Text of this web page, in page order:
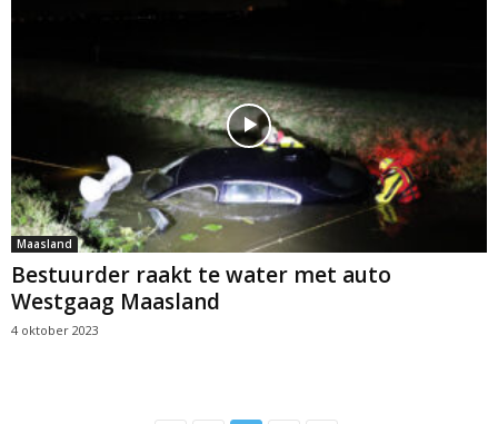
Maasland
Bestuurder raakt te water met auto
Westgaag Maasland
4 oktober 2023